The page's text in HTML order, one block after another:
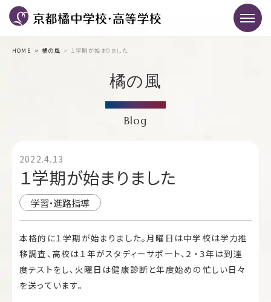
HOME 橘の風 １学期が始まりました
橘の風
Blog
2022.4.13
１学期が始まりました
学習・進路指導
本格的に１学期が始まりました。月曜日は中学校は学力推
移調査、高校は１年がスタディーサポート、２・３年は到達
度テストをし、火曜日は健康診断と年度始めの忙しい日々
を送っています。